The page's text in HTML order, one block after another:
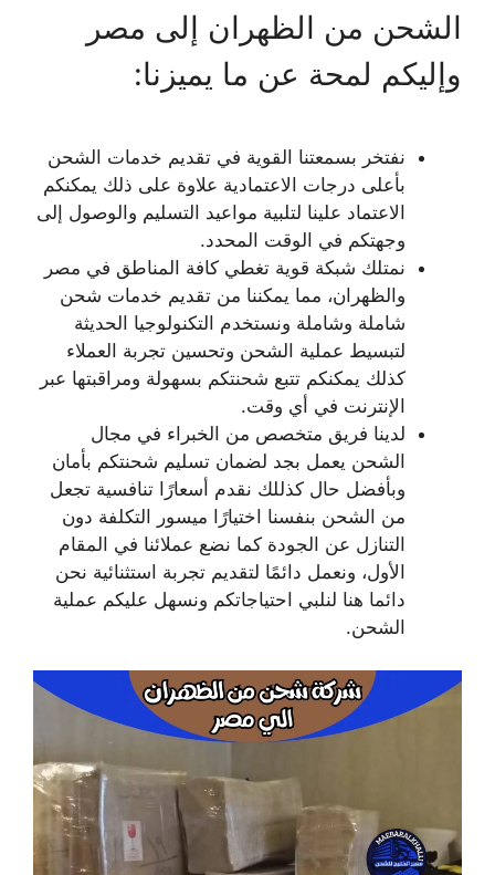
الشحن من الظهران إلى مصر
وإليكم لمحة عن ما يميزنا:
نفتخر بسمعتنا القوية في تقديم خدمات الشحن
بأعلى درجات الاعتمادية علاوة على ذلك يمكنكم
الاعتماد علينا لتلبية مواعيد التسليم والوصول إلى
وجهتكم في الوقت المحدد.
نمتلك شبكة قوية تغطي كافة المناطق في مصر
والظهران، مما يمكننا من تقديم خدمات شحن
شاملة وشاملة ونستخدم التكنولوجيا الحديثة
لتبسيط عملية الشحن وتحسين تجربة العملاء
كذلك يمكنكم تتبع شحنتكم بسهولة ومراقبتها عبر
الإنترنت في أي وقت.
لدينا فريق متخصص من الخبراء في مجال
الشحن يعمل بجد لضمان تسليم شحنتكم بأمان
وبأفضل حال كذللك نقدم أسعارًا تنافسية تجعل
من الشحن بنفسنا اختيارًا ميسور التكلفة دون
التنازل عن الجودة كما نضع عملائنا في المقام
الأول، ونعمل دائمًا لتقديم تجربة استثنائية نحن
دائما هنا لنلبي احتياجاتكم ونسهل عليكم عملية
الشحن.